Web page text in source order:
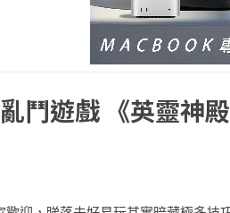
鬥遊戲 《英靈神